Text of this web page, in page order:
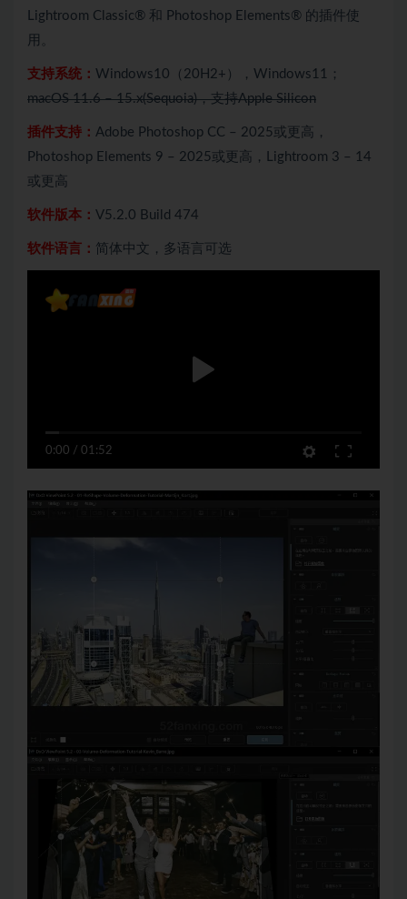
Lightroom Classic® 和 Photoshop Elements® 的插件使
用。
支持系统： Windows10（20H2+），Windows11；
macOS 11.6 – 15.x(Sequoia)，支持Apple Silicon
插件支持： Adobe Photoshop CC – 2025或更高，
Photoshop Elements 9 – 2025或更高，Lightroom 3 – 14
或更高
软件版本： V5.2.0 Build 474
软件语言： 简体中文，多语言可选
0:00 / 01:52